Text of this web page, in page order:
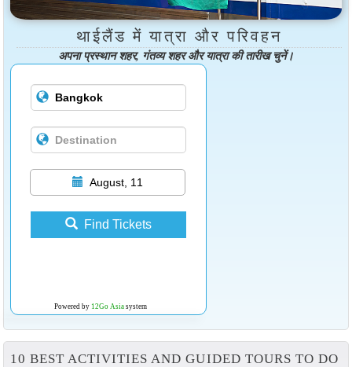
थाईलैंड में यात्रा और परिवहन
अपना प्रस्थान शहर, गंतव्य शहर और यात्रा की तारीख चुनें।
August, 11
Find Tickets
Powered by 12Go Asiasystem
10 BEST ACTIVITIES AND GUIDED TOURS TO DO